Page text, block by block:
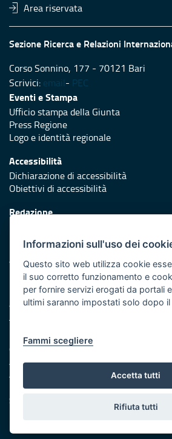
Area riservata
Sezione Ricerca e Relazioni
Corso Sonnino, 177 - 70121 Bari
Scrivici: email - PEC
Eventi e Stampa
Ufficio stampa della Giunta
Press Regione
Logo e identità regionale
Accessibilità
Dichiarazione di accessibilità
Obiettivi di accessibilità
Redazione
Protezione civile
Vai al sito di Protezione Civile Puglia
Iniziativa finanziata con risorse del
Asse XI
Note legali
Cookie e privacy
Amministrazione trasparente
Atti di notifica
Feed RSS
Servizi Intranet
Informazioni sull'uso dei
Questo sito web utilizza cookie
il suo corretto funzionamento e
per fornire servizi erogati da portali
ultimi saranno impostati solo dopo
Fammi scegliere
Accetta tutti
Rifiuta tutti